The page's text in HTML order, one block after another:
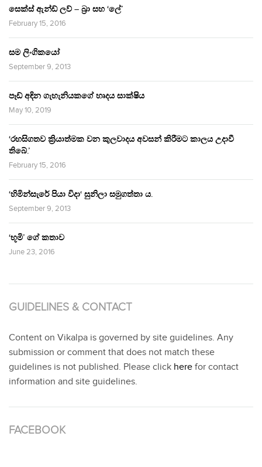
සෙක්ස් ඇන්ඩ් ලව් – බ්‍රා සහ ‘ලේ’
February 15, 2016
සම ලිංගිකයෝ
September 9, 2013
පෑඩ් අඳින ගැහැනියකගේ හෘදය සාක්ෂිය
May 10, 2019
‘රහසිගතව ක්‍රියාත්මක වන කුලවාදය අවසන් කිරීමට කාලය උදාවී
තිබේ.’
February 15, 2016
‘හිමින්සැරේ පියා විදා‘ සුනිලා සමුගත්තා ය.
September 9, 2013
‘භූමි’ ගේ කතාව
June 23, 2016
GUIDELINES & CONTACT
Content on Vikalpa is governed by site guidelines. Any
submission or comment that does not match these
guidelines is not published. Please click here for contact
information and site guidelines.
FACEBOOK